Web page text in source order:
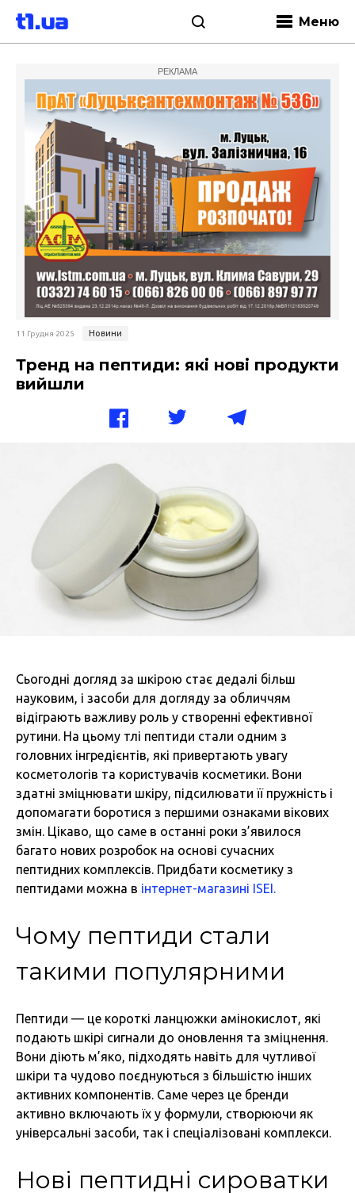
Меню
РЕКЛАМА
11 Грудня 2025 Новини
Тренд на пептиди: які нові продукти
вийшли
Сьогодні догляд за шкірою стає дедалі більш
науковим, і засоби для догляду за обличчям
відіграють важливу роль у створенні ефективної
рутини. На цьому тлі пептиди стали одним з
головних інгредієнтів, які привертають увагу
косметологів та користувачів косметики. Вони
здатні зміцнювати шкіру, підсилювати її пружність і
допомагати боротися з першими ознаками вікових
змін. Цікаво, що саме в останні роки з’явилося
багато нових розробок на основі сучасних
пептидних комплексів. Придбати косметику з
пептидами можна в інтернет-магазині ISEI.
Чому пептиди стали
такими популярними
Пептиди — це короткі ланцюжки амінокислот, які
подають шкірі сигнали до оновлення та зміцнення.
Вони діють м’яко, підходять навіть для чутливої
шкіри та чудово поєднуються з більшістю інших
активних компонентів. Саме через це бренди
активно включають їх у формули, створюючи як
універсальні засоби, так і спеціалізовані комплекси.
Нові пептидні сироватки